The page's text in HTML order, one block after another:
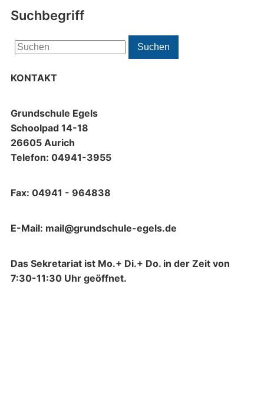
Suchbegriff
Search
for:
Suchen
KONTAKT
Grundschule Egels
Schoolpad 14-18
26605 Aurich
Telefon: 04941-3955
Fax: 04941 - 964838
E-Mail: mail@grundschule-egels.de
Das Sekretariat ist Mo.+ Di.+ Do. in der Zeit von
7:30-11:30 Uhr geöffnet.